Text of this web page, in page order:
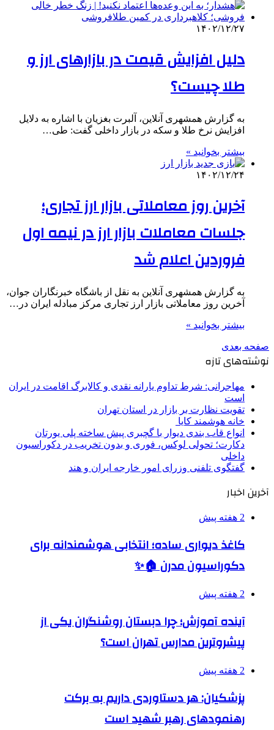
۱۴۰۲/۱۲/۲۷
دلیل افزایش قیمت‌ در بازارهای ارز و
طلا چیست؟
به گزارش همشهری آنلاین،‌ آلبرت بغزیان با اشاره به دلایل
افزایش نرخ طلا و سکه در بازار داخلی گفت: طی…
بیشتر بخوانید »
۱۴۰۲/۱۲/۲۴
آخرین روز معاملاتی بازار ارز تجاری؛
جلسات معاملات بازار ارز در نیمه اول
فروردین اعلام شد
به گزارش همشهری آنلاین به نقل از باشگاه خبرنگاران جوان،
آخرین روز معاملاتی بازار ارز تجاری مرکز مبادله ایران در…
بیشتر بخوانید »
صفحه بعدی
نوشته‌های تازه
مهاجرانی: شرط تداوم یارانه نقدی و کالابرگ اقامت در ایران
است
تقویت نظارت بر بازار در استان تهران
خانه هوشمند کایا
انواع قاب بندی دیوار با گچبری پیش ساخته پلی یورتان
دکارت؛ تحولی لوکس، فوری و بدون تخریب در دکوراسیون
داخلی
گفتگوی تلفنی وزرای امور خارجه ایران و هند
آخرین اخبار
2 هفته پیش
کاغذ دیواری ساده؛ انتخابی هوشمندانه برای
دکوراسیون مدرن 🏠✨
2 هفته پیش
آینده آموزش؛ چرا دبستان روشنگران یکی از
پیشروترین مدارس تهران است؟
2 هفته پیش
پزشکیان: هر دستاوردی داریم به برکت
رهنمودهای رهبر شهید است